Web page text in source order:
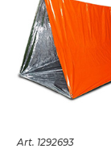
Art. 1292693